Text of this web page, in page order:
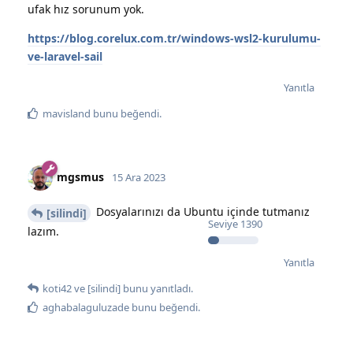
ufak hız sorunum yok.
https://blog.corelux.com.tr/windows-wsl2-kurulumu-
ve-laravel-sail
Yanıtla
mavisland bunu beğendi.
mgsmus
Seviye 1390
15 Ara 2023
[silindi]
Dosyalarınızı da Ubuntu içinde tutmanız
lazım.
Yanıtla
koti42ve [silindi] bunu yanıtladı.
aghabalaguluzade bunu beğendi.